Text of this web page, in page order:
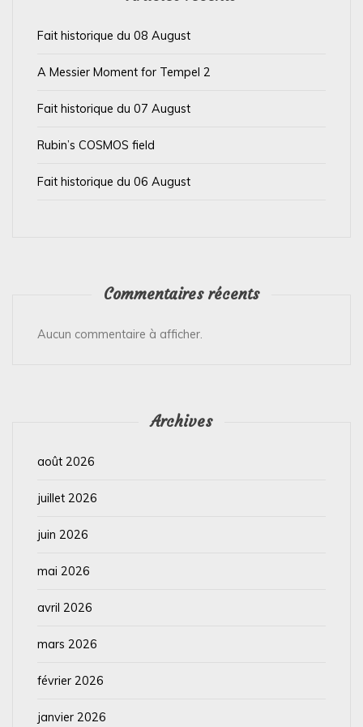
Fait historique du 08 August
A Messier Moment for Tempel 2
Fait historique du 07 August
Rubin’s COSMOS field
Fait historique du 06 August
Commentaires récents
Aucun commentaire à afficher.
Archives
août 2026
juillet 2026
juin 2026
mai 2026
avril 2026
mars 2026
février 2026
janvier 2026